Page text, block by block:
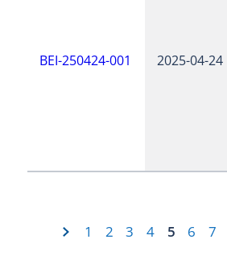
BEI-250424-001 2025-04-24
1 2 3 4 5 6 7